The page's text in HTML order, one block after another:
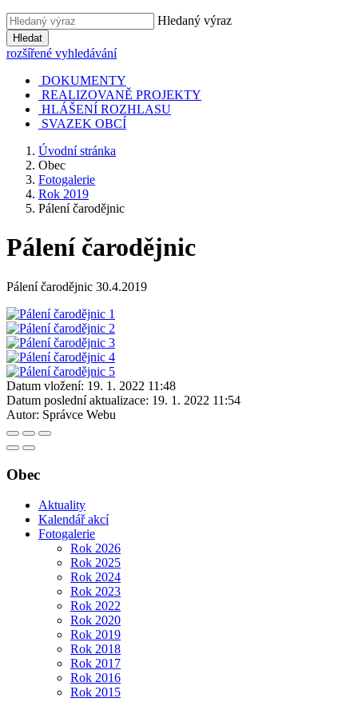
Hledaný výraz
Hledat
rozšířené vyhledávání
DOKUMENTY
REALIZOVANĚ PROJEKTY
HLÁŠENÍ ROZHLASU
SVAZEK OBCÍ
Úvodní stránka
Obec
Fotogalerie
Rok 2019
Pálení čarodějnic
Pálení čarodějnic
Pálení čarodějnic 30.4.2019
Datum vložení: 19. 1. 2022 11:48
Datum poslední aktualizace: 19. 1. 2022 11:54
Autor: Správce Webu
Obec
Aktuality
Kalendář akcí
Fotogalerie
Rok 2026
Rok 2025
Rok 2024
Rok 2023
Rok 2022
Rok 2020
Rok 2019
Rok 2018
Rok 2017
Rok 2016
Rok 2015